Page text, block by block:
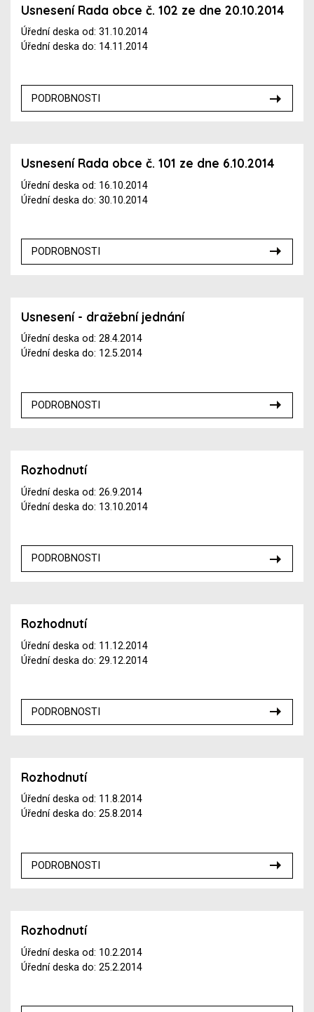
Usnesení Rada obce č. 102 ze dne 20.10.2014
Úřední deska od: 31.10.2014
Úřední deska do: 14.11.2014
PODROBNOSTI
Usnesení Rada obce č. 101 ze dne 6.10.2014
Úřední deska od: 16.10.2014
Úřední deska do: 30.10.2014
PODROBNOSTI
Usnesení - dražební jednání
Úřední deska od: 28.4.2014
Úřední deska do: 12.5.2014
PODROBNOSTI
Rozhodnutí
Úřední deska od: 26.9.2014
Úřední deska do: 13.10.2014
PODROBNOSTI
Rozhodnutí
Úřední deska od: 11.12.2014
Úřední deska do: 29.12.2014
PODROBNOSTI
Rozhodnutí
Úřední deska od: 11.8.2014
Úřední deska do: 25.8.2014
PODROBNOSTI
Rozhodnutí
Úřední deska od: 10.2.2014
Úřední deska do: 25.2.2014